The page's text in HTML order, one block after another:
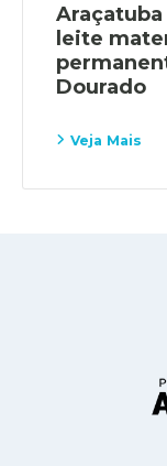
leite
Dourado
Veja Mais